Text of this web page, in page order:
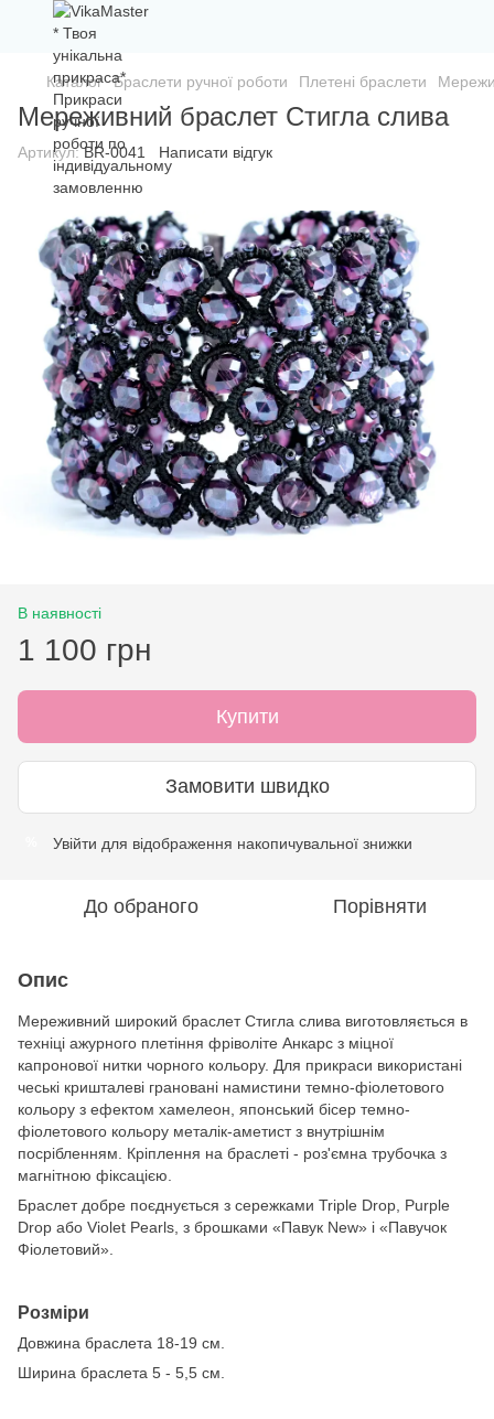
Каталог Браслети ручної роботи Плетені браслети
Мереживний браслет Стигла слива
Артикул:BR-0041 Написати відгук
В наявності
1 100 грн
Купити
Замовити швидко
Увійти для відображення накопичувальної знижки
До обраного Порівняти
Опис
Мереживний широкий браслет Стигла слива виготовляється в
техніці ажурного плетіння фріволіте Анкарс з міцної
капронової нитки чорного кольору. Для прикраси використані
чеські кришталеві грановані намистини темно-фіолетового
кольору з ефектом хамелеон, японський бісер темно-
фіолетового кольору металік-аметист з внутрішнім
посрібленням. Кріплення на браслеті - роз'ємна трубочка з
магнітною фіксацією.
Браслет добре поєднується з сережками Triple Drop, Purple
Drop або Violet Pearls, з брошками «Павук New» і «Павучок
Фіолетовий».
Розміри
Довжина браслета 18-19 см.
Ширина браслета 5 - 5,5 см.